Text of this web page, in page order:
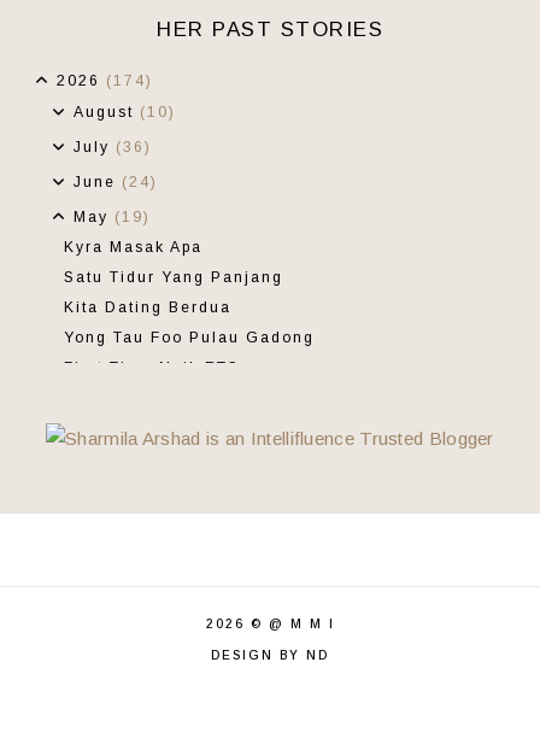
HER PAST STORIES
2026 (174)
August (10)
July (36)
June (24)
May (19)
Kyra Masak Apa
Satu Tidur Yang Panjang
Kita Dating Berdua
Yong Tau Foo Pulau Gadong
First Time Naik ETS
Minggu Lepas
One Down
2026 © @ M M I
DESIGN BY ND